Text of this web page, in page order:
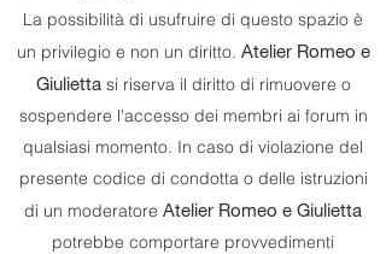
La possibilità di usufruire di questo spazio è
un privilegio e non un diritto. Atelier Romeo e
Giulietta si riserva il diritto di rimuovere o
sospendere l'accesso dei membri ai forum in
qualsiasi momento. In caso di violazione del
presente codice di condotta o delle istruzioni
di un moderatore Atelier Romeo e Giulietta
potrebbe comportare provvedimenti